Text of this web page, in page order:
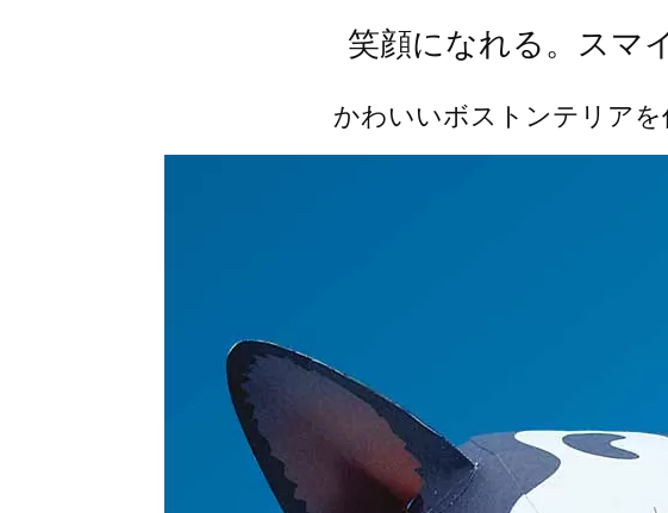
笑顔になれる。スマ
かわいいボストンテリアを